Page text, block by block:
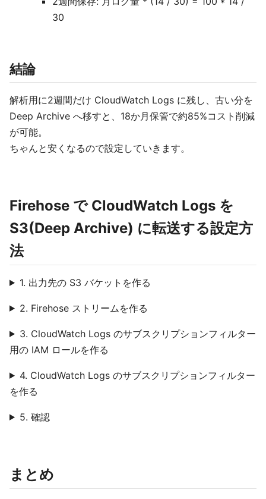
30
結論
解析用に2週間だけ CloudWatch Logs に残し、古い分を
Deep Archive へ移すと、18か月保管で約85%コスト削減
が可能。
ちゃんと安くなるので設定していきます。
Firehose で CloudWatch Logs を
S3(Deep Archive) に転送する設定方
法
1. 出力先の S3 バケットを作る
2. Firehose ストリームを作る
3. CloudWatch Logs のサブスクリプションフィルター
用の IAM ロールを作る
4. CloudWatch Logs のサブスクリプションフィルター
を作る
5. 確認
まとめ